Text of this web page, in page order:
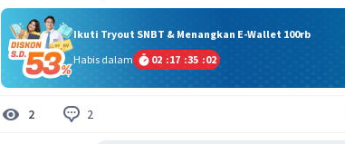
Ikuti Tryout SNBT & Menangkan E-Wallet 100rb
Habis dalam
02 :17 :35 :02
2 2